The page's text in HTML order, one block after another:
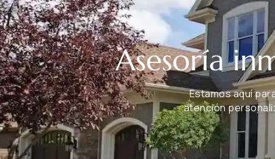
Asesoría
Estamos aquí
atención